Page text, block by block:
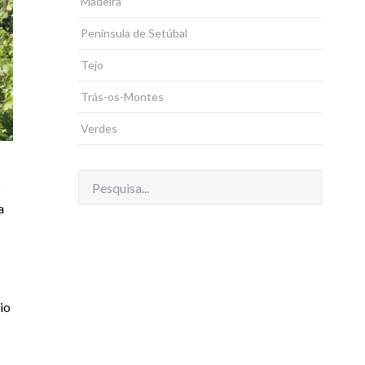
Península de Setúbal
Tejo
Trás-os-Montes
Verdes